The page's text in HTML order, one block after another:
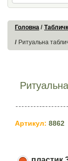
Головна
Ритуальна
Артикул: 8862